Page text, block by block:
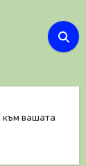
към вашата